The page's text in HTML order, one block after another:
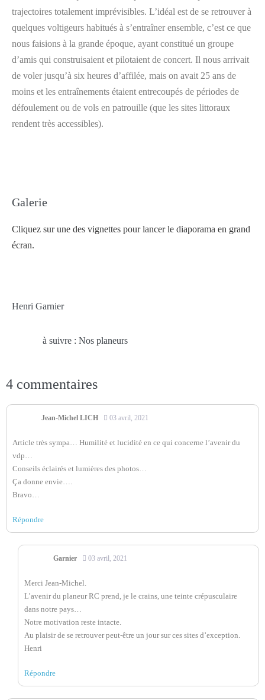
trajectoires totalement imprévisibles. L’idéal est de se retrouver à
quelques voltigeurs habitués à s’entraîner ensemble, c’est ce que
nous faisions à la grande époque, ayant constitué un groupe
d’amis qui construisaient et pilotaient de concert. Il nous arrivait
de voler jusqu’à six heures d’affilée, mais on avait 25 ans de
moins et les entraînements étaient entrecoupés de périodes de
défoulement ou de vols en patrouille (que les sites littoraux
rendent très accessibles).
Galerie
Cliquez sur une des vignettes pour lancer le diaporama en grand
écran.
Henri Garnier
à suivre : Nos planeurs
4 commentaires
Jean-Michel LICH 03 avril, 2021
Article très sympa… Humilité et lucidité en ce qui concerne l’avenir du
vdp…
Conseils éclairés et lumières des photos…
Ça donne envie….
Bravo…
Répondre
Garnier 03 avril, 2021
Merci Jean-Michel.
L’avenir du planeur RC prend, je le crains, une teinte crépusculaire
dans notre pays…
Notre motivation reste intacte.
Au plaisir de se retrouver peut-être un jour sur ces sites d’exception.
Henri
Répondre